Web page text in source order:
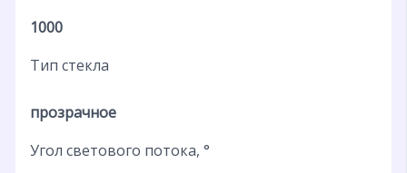
1000
Тип стекла
прозрачное
Угол светового потока, °